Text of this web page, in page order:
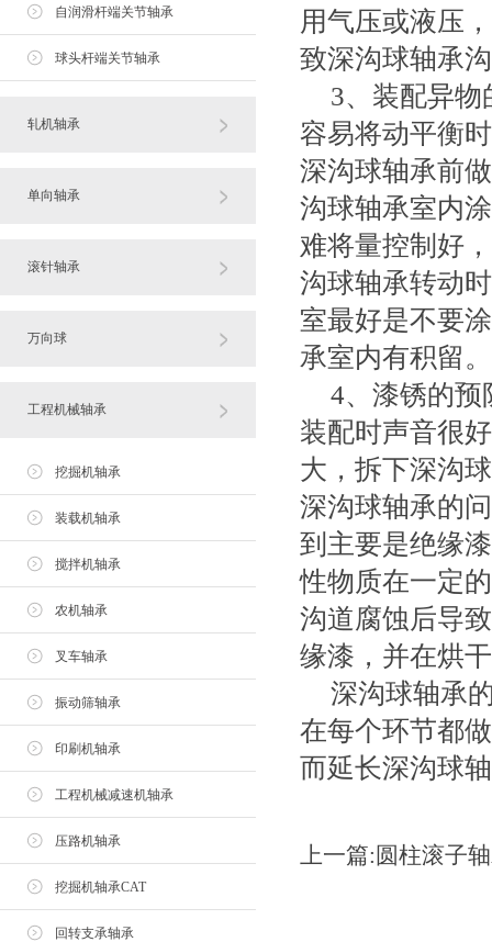
自润滑杆端关节轴承
球头杆端关节轴承
轧机轴承
单向轴承
滚针轴承
万向球
工程机械轴承
挖掘机轴承
装载机轴承
搅拌机轴承
农机轴承
叉车轴承
振动筛轴承
印刷机轴承
工程机械减速机轴承
压路机轴承
挖掘机轴承CAT
回转支承轴承
用气压或液压
致深沟球轴承
3、装配异
容易将动平衡
深沟球轴承前
沟球轴承室内
难将量控制好
沟球轴承转动
室最好是不要
承室内有积留。
4、漆锈的预
装配时声音很
大，拆下深沟
深沟球轴承的
到主要是绝缘
性物质在一定
沟道腐蚀后导
缘漆，并在烘
深沟球轴承
在每个环节都
而延长深沟球
上一篇: 圆柱滚子